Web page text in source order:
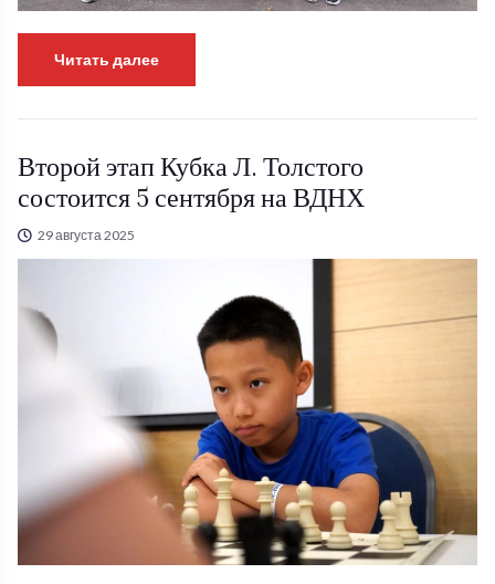
Читать далее
Второй этап Кубка Л. Толстого
состоится 5 сентября на ВДНХ
29 августа 2025